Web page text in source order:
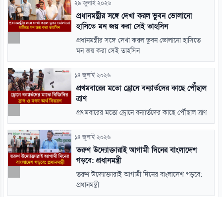
২৯ জুলাই ২০২৬
প্রধানমন্ত্রীর সঙ্গে দেখা করল ভুবন ভোলানো
হাসিতে মন জয় করা সেই তাহসিন
প্রধানমন্ত্রীর সঙ্গে দেখা করল ভুবন ভোলানো হাসিতে
মন জয় করা সেই তাহসিন
১৪ জুলাই ২০২৬
প্রথমবারের মতো ড্রোনে বন্যার্তদের কাছে পৌঁছাল
ত্রাণ
প্রথমবারের মতো ড্রোনে বন্যার্তদের কাছে পৌঁছাল ত্রাণ
১৪ জুলাই ২০২৬
তরুণ উদ্যোক্তারাই আগামী দিনের বাংলাদেশ
গড়বে: প্রধানমন্ত্রী
তরুণ উদ্যোক্তারাই আগামী দিনের বাংলাদেশ গড়বে:
প্রধানমন্ত্রী